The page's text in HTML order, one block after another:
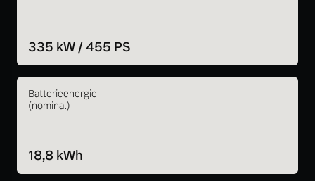
335 kW / 455 PS
Batterieenergie
(nominal)
18,8 kWh